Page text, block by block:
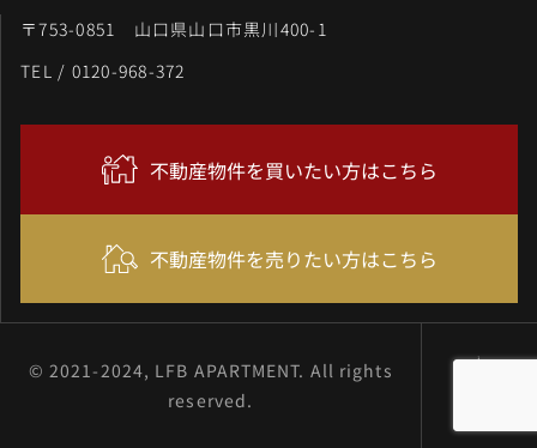
〒753-0851 山口県山口市黒川400-1
TEL / 0120-968-372
不動産物件を買いたい方はこちら
不動産物件を売りたい方はこちら
© 2021-2024, LFB APARTMENT. All rights
reserved.